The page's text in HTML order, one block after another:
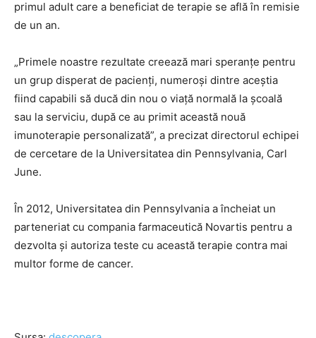
primul adult care a beneficiat de terapie se află în remisie
de un an.
„Primele noastre rezultate creează mari speranţe pentru
un grup disperat de pacienţi, numeroşi dintre aceştia
fiind capabili să ducă din nou o viaţă normală la şcoală
sau la serviciu, după ce au primit această nouă
imunoterapie personalizată”, a precizat directorul echipei
de cercetare de la Universitatea din Pennsylvania, Carl
June.
În 2012, Universitatea din Pennsylvania a încheiat un
parteneriat cu compania farmaceutică Novartis pentru a
dezvolta şi autoriza teste cu această terapie contra mai
multor forme de cancer.